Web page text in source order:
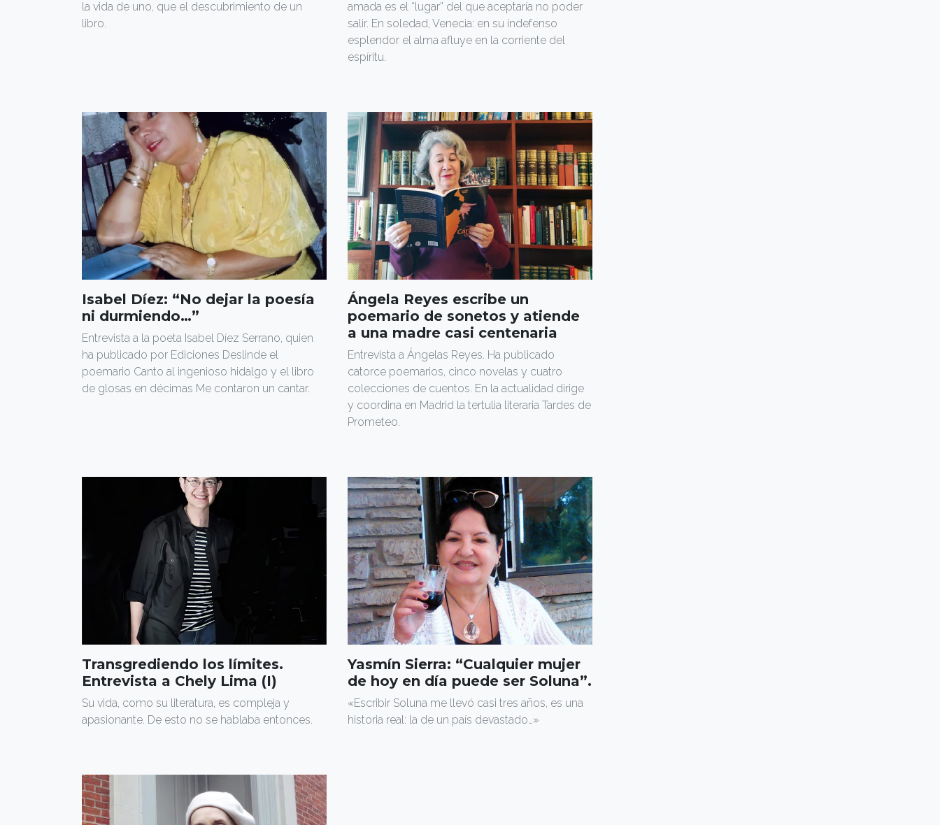
la vida de uno, que el descubrimiento de un
libro.
amada es el “lugar” del que aceptaría no poder
salir. En soledad, Venecia: en su indefenso
esplendor el alma afluye en la corriente del
espíritu.
Isabel Díez: “No dejar la poesía
ni durmiendo…”
Entrevista a la poeta Isabel Díez Serrano, quien
ha publicado por Ediciones Deslinde el
poemario Canto al ingenioso hidalgo y el libro
de glosas en décimas Me contaron un cantar.
Ángela Reyes escribe un
poemario de sonetos y atiende
a una madre casi centenaria
Entrevista a Ángelas Reyes. Ha publicado
catorce poemarios, cinco novelas y cuatro
colecciones de cuentos. En la actualidad dirige
y coordina en Madrid la tertulia literaria Tardes de
Prometeo.
Transgrediendo los límites.
Entrevista a Chely Lima (I)
Su vida, como su literatura, es compleja y
apasionante. De esto no se hablaba entonces.
Yasmín Sierra: “Cualquier mujer
de hoy en día puede ser Soluna”.
«Escribir Soluna me llevó casi tres años, es una
historia real: la de un país devastado…»